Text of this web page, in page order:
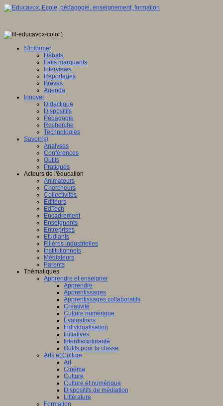
S'informer
Débats
Faits marquants
Interviews
Reportages
Brèves
Agenda
Innover
Didactique
Dispositifs
Pédagogie
Recherche
Technologies
Savoir(s)
Analyses
Conférences
Outils
Pratiques
Acteurs de l'éducation
Animateurs
Chercheurs
Collectivités
Editeurs
EdTech
Encadrement
Enseignants
Entreprises
Etudiants
Filières industrielles
Institutionnels
Médiateurs
Parents
Thématiques
Apprendre et enseigner
Apprendre
Apprentissages
Apprentissages collaboratifs
Créativité
Culture numérique
Evaluations
Individualisation
Initiatives
Interdisciplinarité
Outils pour la classe
Arts et Culture
Art
Cinéma
Culture
Culture et numérique
Dispositifs de médiation
Littérature
Formation